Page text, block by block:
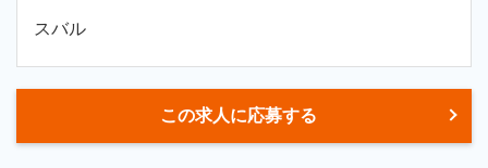
スバル
この求人に応募する